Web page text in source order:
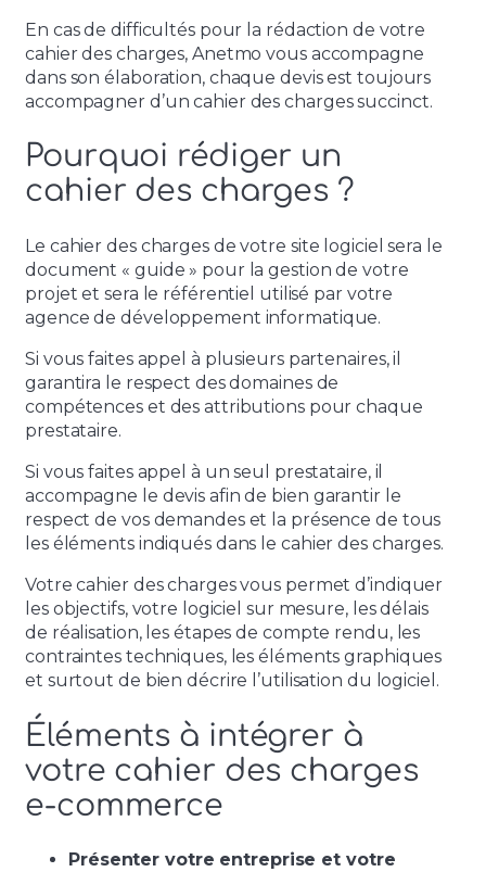
En cas de difficultés pour la rédaction de votre
cahier des charges, Anetmo vous accompagne
dans son élaboration, chaque devis est toujours
accompagner d’un cahier des charges succinct.
Pourquoi rédiger un
cahier des charges ?
Le cahier des charges de votre site logiciel sera le
document « guide » pour la gestion de votre
projet et sera le référentiel utilisé par votre
agence de développement informatique.
Si vous faites appel à plusieurs partenaires, il
garantira le respect des domaines de
compétences et des attributions pour chaque
prestataire.
Si vous faites appel à un seul prestataire, il
accompagne le devis afin de bien garantir le
respect de vos demandes et la présence de tous
les éléments indiqués dans le cahier des charges.
Votre cahier des charges vous permet d’indiquer
les objectifs, votre logiciel sur mesure, les délais
de réalisation, les étapes de compte rendu, les
contraintes techniques, les éléments graphiques
et surtout de bien décrire l’utilisation du logiciel.
Éléments à intégrer à
votre cahier des charges
e-commerce
Présenter votre entreprise et votre